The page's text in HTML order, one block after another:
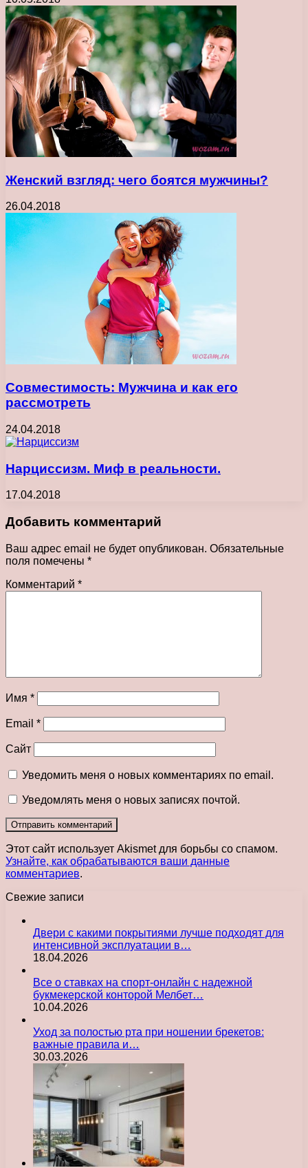
Женский взгляд: чего боятся мужчины?
26.04.2018
Совместимость: Мужчина и как его
рассмотреть
24.04.2018
Нарциссизм. Миф в реальности.
17.04.2018
Добавить комментарий
Ваш адрес email не будет опубликован. Обязательные
поля помечены *
Комментарий *
Имя *
Email *
Сайт
Уведомить меня о новых комментариях по email.
Уведомлять меня о новых записях почтой.
Этот сайт использует Akismet для борьбы со спамом.
Узнайте, как обрабатываются ваши данные
комментариев.
Свежие записи
Двери с какими покрытиями лучше подходят для
интенсивной эксплуатации в…
18.04.2026
Все о ставках на спорт-онлайн с надежной
букмекерской конторой Мелбет…
10.04.2026
Уход за полостью рта при ношении брекетов:
важные правила и…
30.03.2026